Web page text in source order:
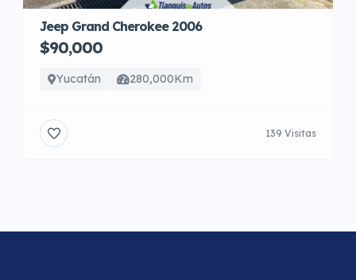
Jeep Grand Cherokee 2006
$90,000
Yucatán 280,000Km
139 Visitas